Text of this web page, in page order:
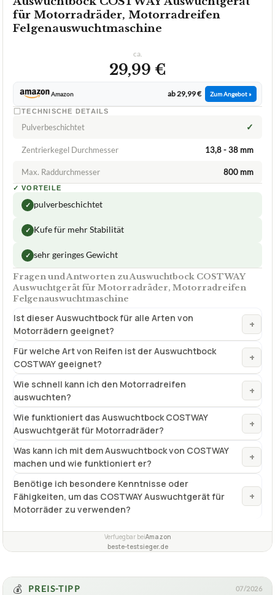
für Motorradräder, Motorradreifen
Felgenauswuchtmaschine
ca.
29,99 €
Amazon ab 29,99 € Zum Angebot »
TECHNISCHE DETAILS
Pulverbeschichtet ✓
Zentrierkegel Durchmesser 13,8 - 38 mm
Max. Raddurchmesser 800 mm
✓ VORTEILE
✓ pulverbeschichtet
✓ Kufe für mehr Stabilität
✓ sehr geringes Gewicht
Fragen und Antworten zu Auswuchtbock COSTWAY
Auswuchtgerät für Motorradräder, Motorradreifen
Felgenauswuchtmaschine
Ist dieser Auswuchtbock für alle Arten von
Motorrädern geeignet?
+
Für welche Art von Reifen ist der Auswuchtbock
COSTWAY geeignet?
+
Wie schnell kann ich den Motorradreifen
auswuchten?
+
Wie funktioniert das Auswuchtbock COSTWAY
Auswuchtgerät für Motorradräder?
+
Was kann ich mit dem Auswuchtbock von COSTWAY
machen und wie funktioniert er?
+
Benötige ich besondere Kenntnisse oder
Fähigkeiten, um das COSTWAY Auswuchtgerät für
Motorräder zu verwenden?
+
Verfuegbar beiAmazon
beste-testsieger.de
💰 PREIS-TIPP 07/2026